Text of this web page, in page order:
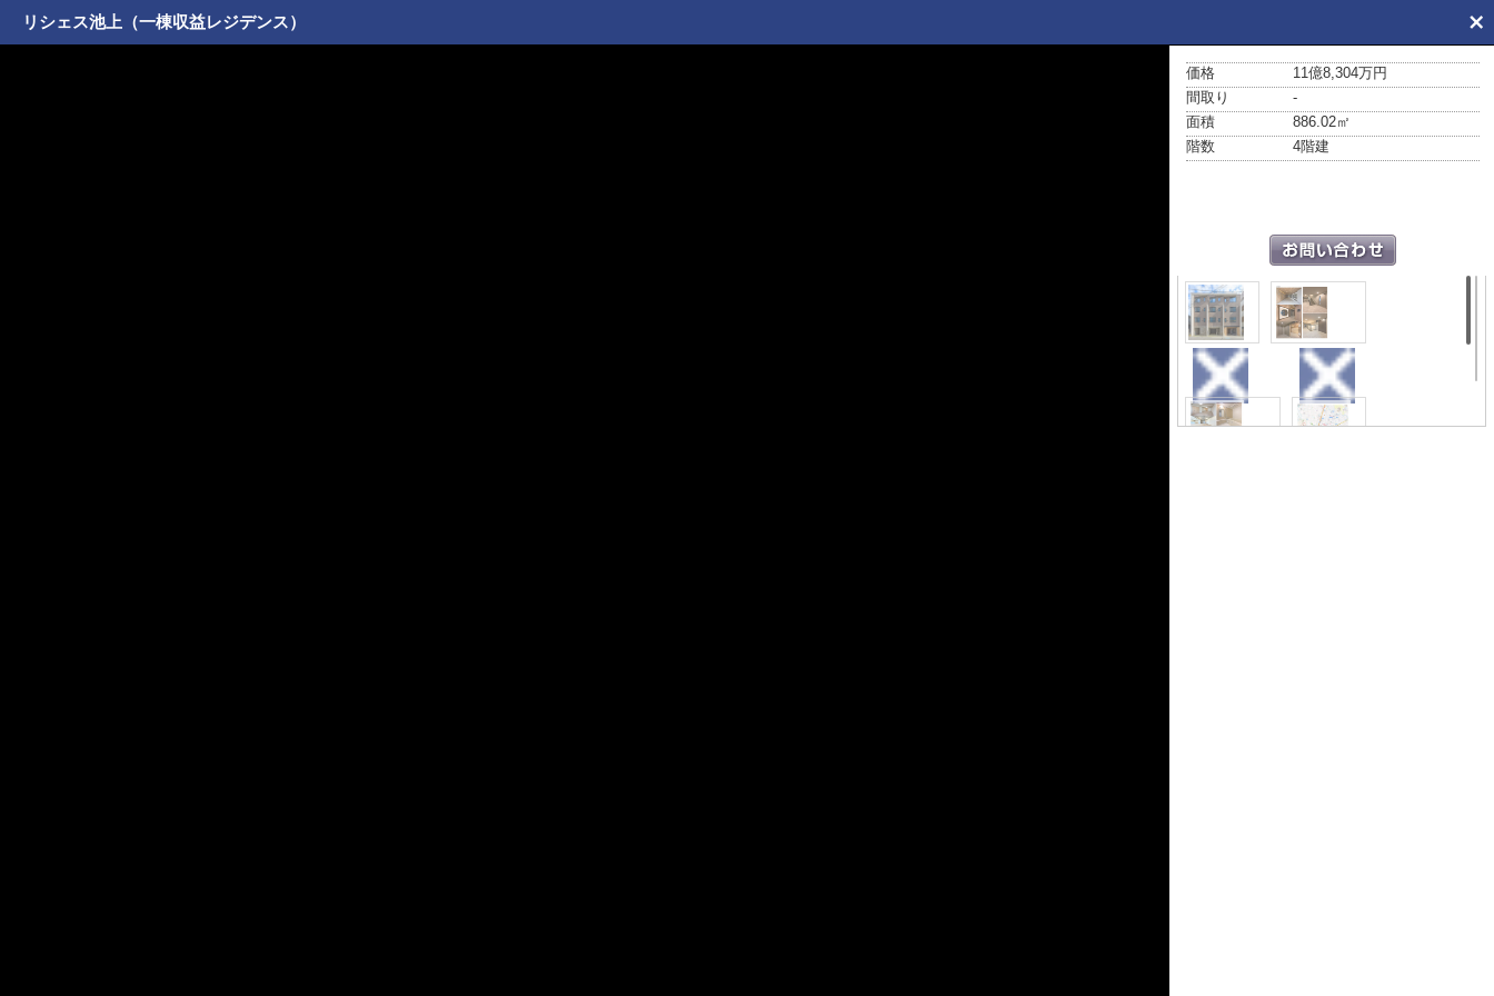
リシェス池上（一棟収益レジデンス）
価格
11億8,304万円
間取り
-
面積
886.02㎡
階数
4階建
外観 その他